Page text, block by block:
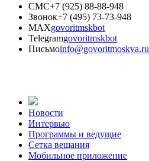
СМС+7 (925) 88-88-948
Звонок+7 (495) 73-73-948
MAXgovoritmskbot
Telegramgovoritmskbot
Письмоinfo@govoritmoskva.ru
Новости
Интервью
Программы и ведущие
Сетка вещания
Мобильное приложение